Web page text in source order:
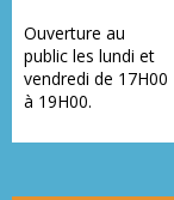
Ouverture au
public les lundi et
vendredi de 17H00
à 19H00.